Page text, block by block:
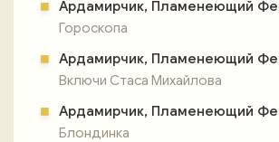
Ардамирчик, Пламенеющий
Гороскопа
Ардамирчик, Пламенеющий
Включи Стаса Михайлова
Ардамирчик, Пламенеющий
Блондинка